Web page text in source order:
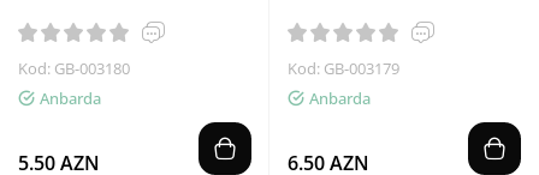
Kod: GB-003180
Anbarda
5.50 AZN
Kod: GB-003179
Anbarda
6.50 AZN